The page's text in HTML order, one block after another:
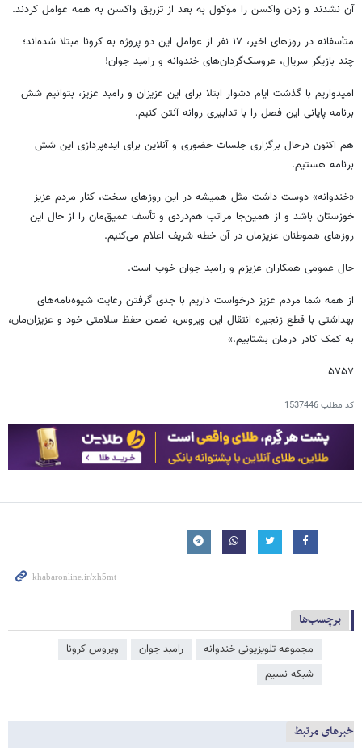
آن نشدند و زدن واکسن را موکول به بعد از تزریق واکسن به همه عوامل کردند.
متأسفانه در روزهای اخیر، ۱۷ نفر از عوامل این دو پروژه به کرونا مبتلا شده‌اند؛
چند بازیگر سریال، عروسک‌گردان‌های خندوانه و رامبد جوان!
امیدواریم با گذشت ایام دشوار ابتلا برای این عزیزان و رامبد عزیز، بتوانیم شش
برنامه پایانی این فصل را با تدابیری روانه آنتن کنیم.
هم اکنون درحال برگزاری جلسات حضوری و آنلاین برای ایده‌پردازی این شش
برنامه هستیم.
«خندوانه» دوست داشت مثل همیشه در این روزهای سخت، کنار مردم عزیز
خوزستان باشد و از همین‌جا مراتب هم‌دردی و تأسف عمیق‌مان را از حال این
روزهای هموطنان عزیزمان در آن خطه شریف اعلام می‌کنیم.
حال عمومی همکاران عزیزم و رامبد جوان خوب است.
از همه شما مردم عزیز درخواست داریم با جدی گرفتن رعایت شیوه‌نامه‌های
بهداشتی با قطع زنجیره انتقال این ویروس، ضمن حفظ سلامتی خود و عزیزان‌مان،
به کمک کادر درمان بشتابیم.»
۵۷۵۷
کد مطلب1537446
برچسب‌ها
مجموعه تلویزیونی خندوانه رامبد جوان
ویروس کرونا
شبکه نسیم
خبرهای مرتبط